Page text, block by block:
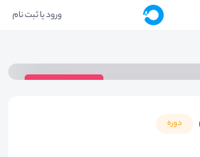
ورود یا ثبت نام
دوره